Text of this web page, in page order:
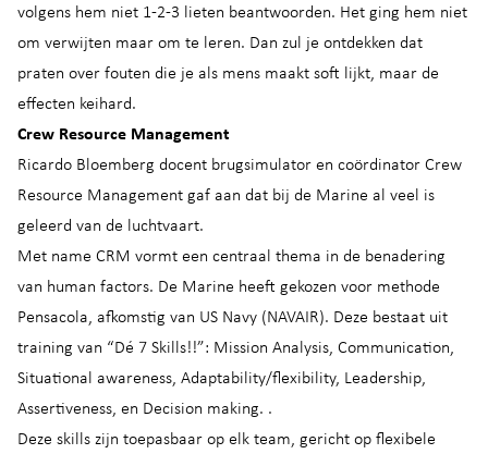
volgens hem niet 1-2-3 lieten beantwoorden. Het ging hem niet
om verwijten maar om te leren. Dan zul je ontdekken dat
praten over fouten die je als mens maakt soft lijkt, maar de
effecten keihard.
Crew Resource Management
Ricardo Bloemberg docent brugsimulator en coördinator Crew
Resource Management gaf aan dat bij de Marine al veel is
geleerd van de luchtvaart.
Met name CRM vormt een centraal thema in de benadering
van human factors. De Marine heeft gekozen voor methode
Pensacola, afkomstig van US Navy (NAVAIR). Deze bestaat uit
training van “Dé 7 Skills!!”: Mission Analysis, Communication,
Situational awareness, Adaptability/flexibility, Leadership,
Assertiveness, en Decision making. .
Deze skills zijn toepasbaar op elk team, gericht op flexibele